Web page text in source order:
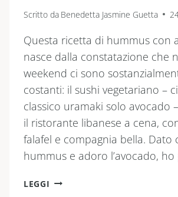
Scritto da Benedetta Jasmine Guetta
Questa ricetta di hummus con
nasce dalla constatazione che
weekend ci sono
costanti: il sushi vegetariano –
classico uramaki solo avocado
il ristorante libanese a cena,
falafel e compagnia bella. Dato
hummus e adoro l’avocado,
LEGGI HUMMUS